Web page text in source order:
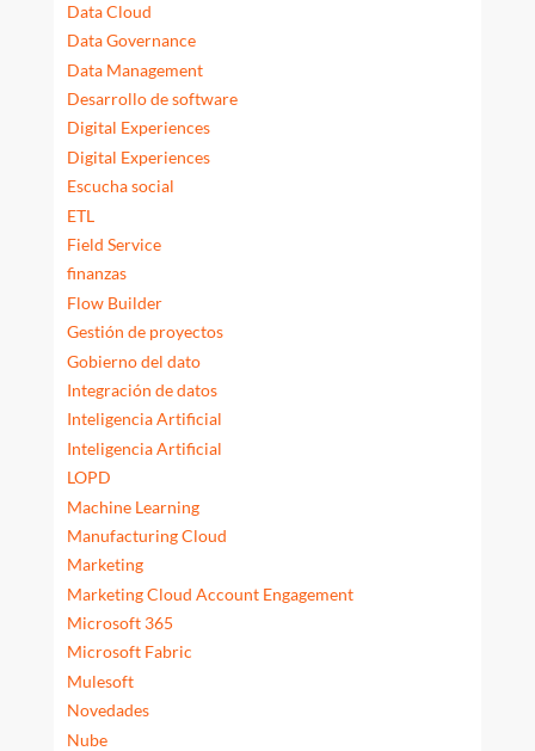
Data Cloud
Data Governance
Data Management
Desarrollo de software
Digital Experiences
Digital Experiences
Escucha social
ETL
Field Service
finanzas
Flow Builder
Gestión de proyectos
Gobierno del dato
Integración de datos
Inteligencia Artificial
Inteligencia Artificial
LOPD
Machine Learning
Manufacturing Cloud
Marketing
Marketing Cloud Account Engagement
Microsoft 365
Microsoft Fabric
Mulesoft
Novedades
Nube